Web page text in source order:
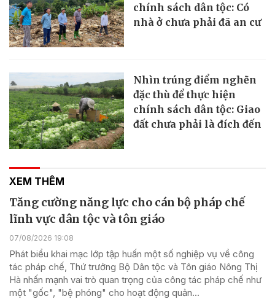
chính sách dân tộc: Có
nhà ở chưa phải đã an cư
Nhìn trúng điểm nghẽn
đặc thù để thực hiện
chính sách dân tộc: Giao
đất chưa phải là đích đến
XEM THÊM
Tăng cường năng lực cho cán bộ pháp chế
lĩnh vực dân tộc và tôn giáo
07/08/2026 19:08
Phát biểu khai mạc lớp tập huấn một số nghiệp vụ về công
tác pháp chế, Thứ trưởng Bộ Dân tộc và Tôn giáo Nông Thị
Hà nhấn mạnh vai trò quan trọng của công tác pháp chế như
một "gốc", "bệ phóng" cho hoạt động quản...